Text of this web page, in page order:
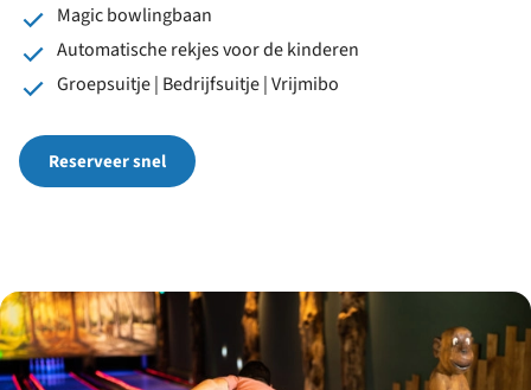
Magic bowlingbaan
Automatische rekjes voor de kinderen
Groepsuitje | Bedrijfsuitje | Vrijmibo
Reserveer snel